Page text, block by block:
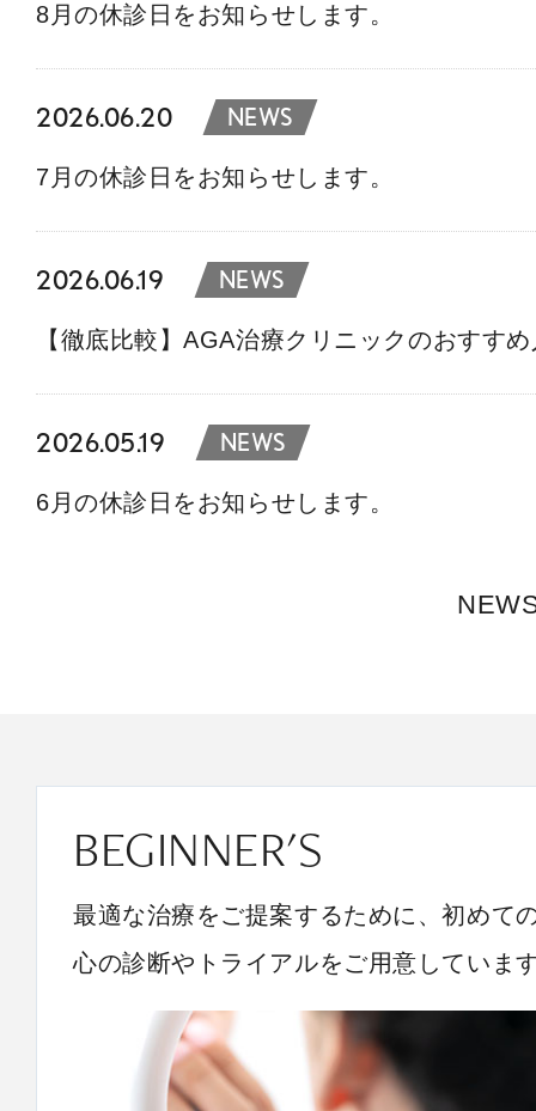
8月の休診日をお知らせします。
2026.06.20 NEWS
7月の休診日をお知らせします。
2026.06.19 NEWS
【徹底比較】AGA治療クリニックのおすす
2026.05.19 NEWS
6月の休診日をお知らせします。
BEGINNER'S
最適な治療をご提案するために、初めて
心の診断やトライアルをご用意していま